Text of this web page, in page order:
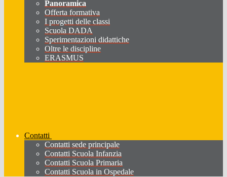
Panoramica
Offerta formativa
I progetti delle classi
Scuola DADA
Sperimentazioni didattiche
Oltre le discipline
ERASMUS
Contatti
Contatti sede principale
Contatti Scuola Infanzia
Contatti Scuola Primaria
Contatti Scuola in Ospedale